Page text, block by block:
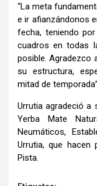
“La meta
e ir afianzándonos
fecha, teniendo
cuadros en todas
posible. Agradezco
su estructura,
mitad de
Urrutia agradeció
Yerba Mate
Neumáticos,
Urrutia, que hacen
Pista.